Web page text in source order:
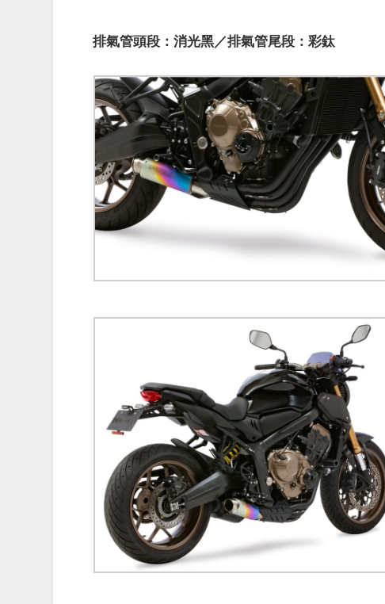
排氣管頭段：消光黑／排氣管尾段：彩鈦